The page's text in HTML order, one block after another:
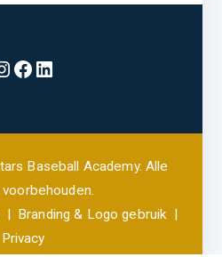
Facebook
LinkedIn
Baseball Academy. Alle
| Branding & Logo gebruik|
Privacy